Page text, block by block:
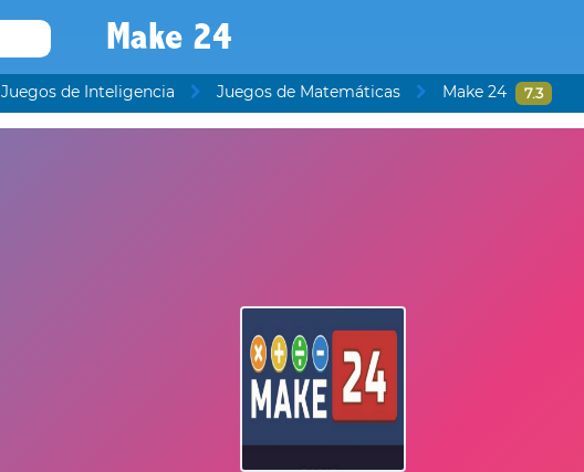
Make 24
Juegos de Inteligencia Juegos de Matemáticas Make 24 7.3